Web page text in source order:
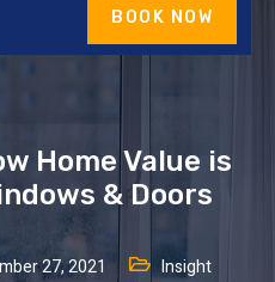
BOOK NOW
Home Value is
& Doors
27, 2021 Insight